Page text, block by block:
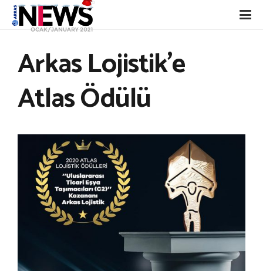
Arkas Lojistik’e
Atlas Ödülü